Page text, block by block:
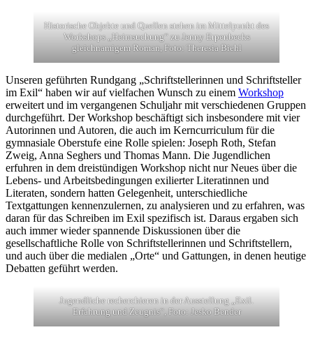
Historische Objekte und Quellen stehen im Mittelpunkt des
Workshops „Heimsuchung“ zu Jenny Erpenbecks
gleichnamigem Roman, Foto: Theresia Biehl
Unseren geführten Rundgang „Schriftstellerinnen und Schriftsteller
im Exil“ haben wir auf vielfachen Wunsch zu einem Workshop
erweitert und im vergangenen Schuljahr mit verschiedenen Gruppen
durchgeführt. Der Workshop beschäftigt sich insbesondere mit vier
Autorinnen und Autoren, die auch im Kerncurriculum für die
gymnasiale Oberstufe eine Rolle spielen: Joseph Roth, Stefan
Zweig, Anna Seghers und Thomas Mann. Die Jugendlichen
erfuhren in dem dreistündigen Workshop nicht nur Neues über die
Lebens- und Arbeitsbedingungen exilierter Literatinnen und
Literaten, sondern hatten Gelegenheit, unterschiedliche
Textgattungen kennenzulernen, zu analysieren und zu erfahren, was
daran für das Schreiben im Exil spezifisch ist. Daraus ergaben sich
auch immer wieder spannende Diskussionen über die
gesellschaftliche Rolle von Schriftstellerinnen und Schriftstellern,
und auch über die medialen „Orte“ und Gattungen, in denen heutige
Debatten geführt werden.
Jugendliche recherchieren in der Ausstellung „Exil.
Erfahrung und Zeugnis“, Foto: Jesko Bender